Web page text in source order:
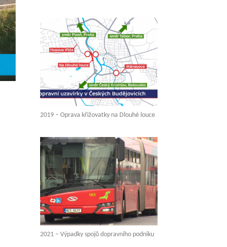
2019 – Oprava křižovatky na Dlouhé louce
2021 – Výpadky spojů dopravního podniku